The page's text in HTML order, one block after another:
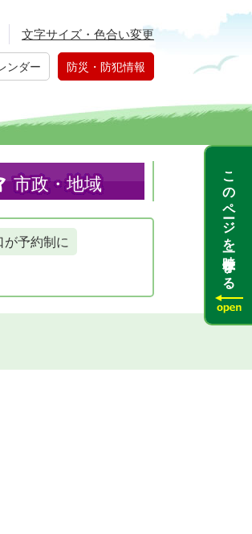
文字サイズ・色合い変更
ンダー 防災・防犯情報
市政・地域
が予約制に
このページを一時保存する